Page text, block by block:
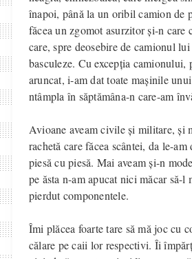
înapoi, până la un oribil camion de
făcea un zgomot asurzitor și-n care
care, spre deosebire de camionul
basculeze. Cu excepția camionului,
aruncat, i-am dat toate mașinile
ntâmpla în săptămâna-n care-am
Avioane aveam civile și militare, și
rachetă care făcea scântei, da le-am
piesă cu piesă. Mai aveam și-n
pe ăsta n-am apucat nici măcar să-l
pierdut componentele.
Îmi plăcea foarte tare să mă joc cu
călare pe caii lor respectivi. Îi